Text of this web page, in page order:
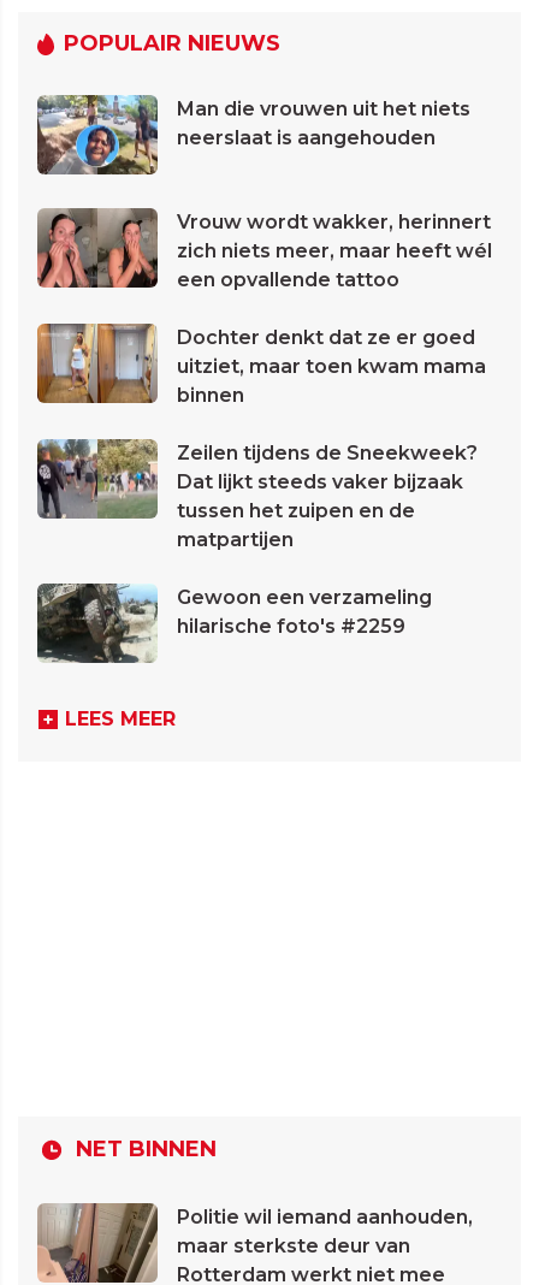
POPULAIR NIEUWS
Man die vrouwen uit het niets
neerslaat is aangehouden
Vrouw wordt wakker, herinnert
zich niets meer, maar heeft wél
een opvallende tattoo
Dochter denkt dat ze er goed
uitziet, maar toen kwam mama
binnen
Zeilen tijdens de Sneekweek?
Dat lijkt steeds vaker bijzaak
tussen het zuipen en de
matpartijen
Gewoon een verzameling
hilarische foto's #2259
LEES MEER
NET BINNEN
Politie wil iemand aanhouden,
maar sterkste deur van
Rotterdam werkt niet mee